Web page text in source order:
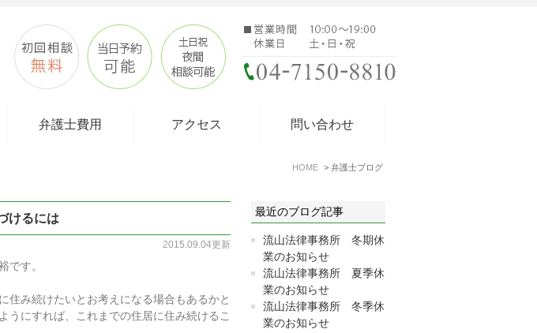
弁護士費用 アクセス 問い合わせ
HOME 弁護士ブログ
けるには
2015.09.04更新
です。
住み続けたいとお考えになる場合もあるかと
うにすれば、これまでの住居に住み続けるこ
最近のブログ記事
流山法律事務所 冬期休
業のお知らせ
流山法律事務所 夏季休
業のお知らせ
流山法律事務所 冬季休
業のお知らせ